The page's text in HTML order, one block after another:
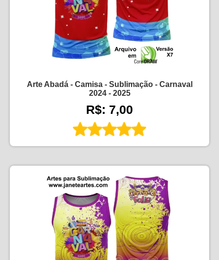
Arte Abadá - Camisa - Sublimação - Carnaval
2024 - 2025
R$: 7,00